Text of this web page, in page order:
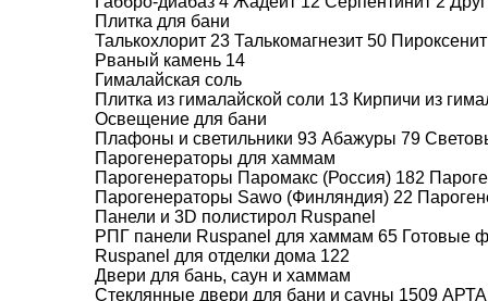
Плитка для бани
Талькохлорит 23 Талькомагнезит 50
Рваный камень 14
Гималайская соль
Плитка из гималайской соли 13 Кирпичи из
Освещение для бани
Плафоны и светильники 93 Абажуры 79
Парогенераторы для хаммам
Парогенераторы Паромакс (Россия) 182
Парогенераторы Sawo (Финляндия) 22
Панели и 3D полистирол Ruspanel
РПГ панели Ruspanel для хаммам 65 Готовые
Ruspanel для отделки дома 122
Двери для бань, саун и хаммам
Стеклянные двери для бани и сауны 1509
МАКС.ОБЪЕМ ПАРНОЙ
(КУБ.М)
12
14
16
18
20
ПОДОБРАТЬ